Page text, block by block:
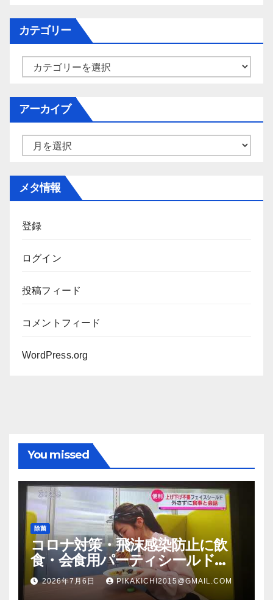
カテゴリー
ー
アーカイブ
メタ情報
登録
ログイン
投稿フィード
コメントフィード
WordPress.org
You missed
除菌
コロナ対策・飛沫感染防止に飲
食・会食用パーティシールド
（マスク会食代替品）ＦＢＣ福井
放送のＴＶ番組での紹介映像
2026年7月6日 PIKAKICHI2015@GMAIL.COM